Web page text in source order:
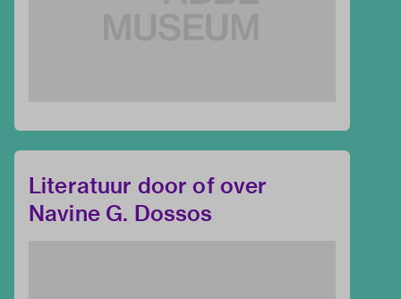
Literatuur door of over
Navine G. Dossos